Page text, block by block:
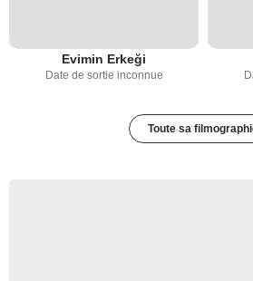
Evimin Erkeği
Date de sortie inconnue
Toute sa